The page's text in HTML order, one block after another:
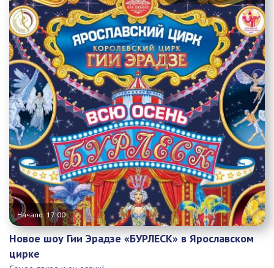
Начало: 17:00
Новое шоу Гии Эрадзе «БУРЛЕСК» в Ярославском
цирке